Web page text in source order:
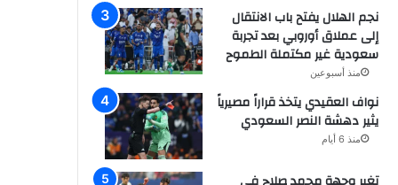
نجم الهلال يفتح باب الانتقال
إلى عملاق أوروبي بعد تجربة
سعودية غير مكتملة الطموح
منذ أسبوعين
نواف العقيدي يتخذ قراراً مصيرياً
يثير دهشة النصر السعودي
منذ 6 أيام